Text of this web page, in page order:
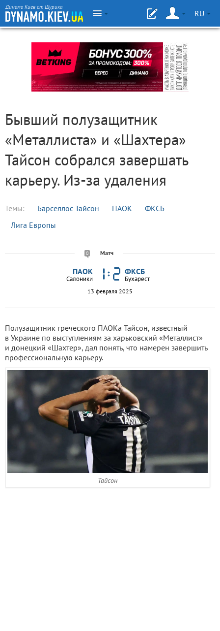
Динамо Киев от Шурика
RU
Бывший полузащитник
«Металлиста» и «Шахтера»
Тайсон собрался завершать
карьеру. Из-за удаления
Темы: Барселлос Тайсон ПАОК
ФКСБ
Лига Европы
0 Матч
ПАОК
Салоники
ФКСБ
Бухарест
13 февраля 2025
Полузащитник греческого ПАОКа Тайсон, известный
в Украине по выступлениям за харьковский «Металлист»
и донецкий «Шахтер», дал понять, что намерен завершить
профессиональную карьеру.
Тайсон